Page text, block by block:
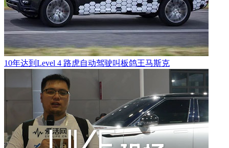
10年达到Level 4 路虎自动驾驶叫板鸽王马斯克